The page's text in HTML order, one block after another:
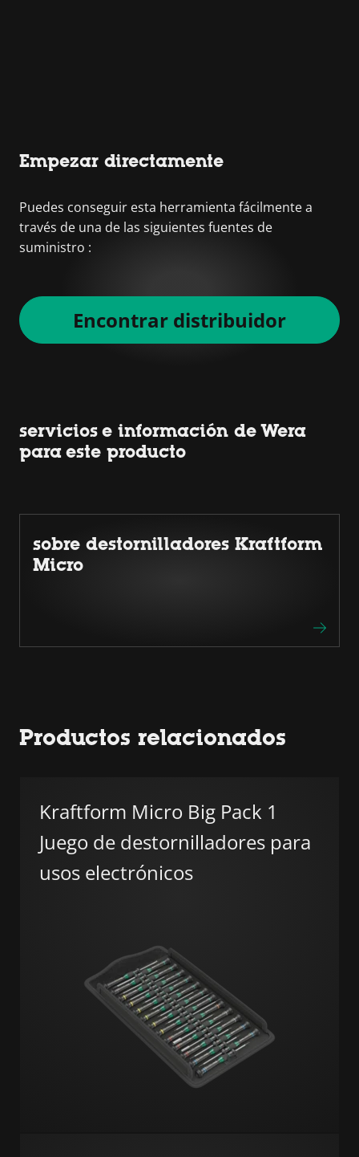
Empezar directamente
Puedes conseguir esta herramienta fácilmente a
través de una de las siguientes fuentes de
suministro :
Encontrar distribuidor
servicios e información de Wera
para este producto
sobre destornilladores Kraftform
Micro
Productos relacionados
Kraftform Micro Big Pack 1
Juego de destornilladores para
usos electrónicos